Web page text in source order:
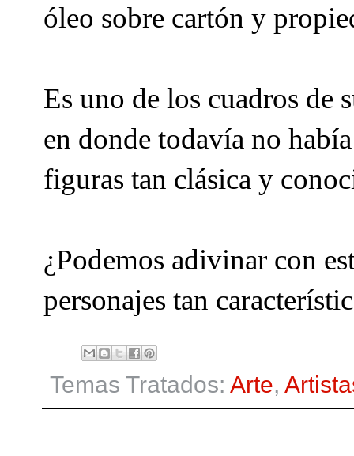
óleo sobre cartón y
Es uno de los cuadros de
en donde todavía no
figuras tan clásica y
¿Podemos adivinar con
personajes tan
Temas Tratados: Arte,